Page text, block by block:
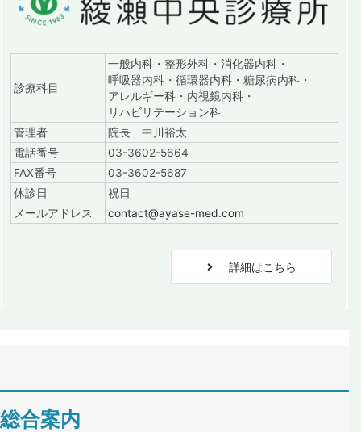
診療科目
一般内科・整形外科・消化器内科・
呼吸器内科・循環器内科・糖尿病内科・
アレルギー科・内視鏡内科・
リハビリテーション科
管理者
院長 中川裕太
電話番号
03-3602-5664
FAX番号
03-3602-5687
休診日
祝日
メールアドレス
contact@ayase-med.com
詳細はこちら
総合案内